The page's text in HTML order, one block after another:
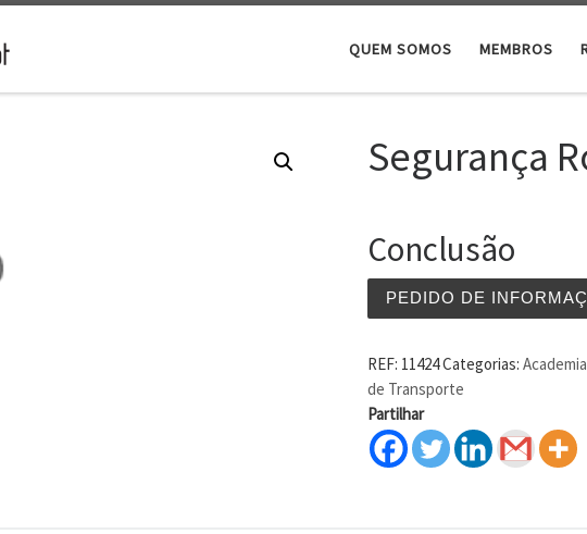
QUEM SOMOS MEMBROS
Segurança
Conclusão
PEDIDO DE
REF: 11424Categorias:
de Transporte
Partilhar